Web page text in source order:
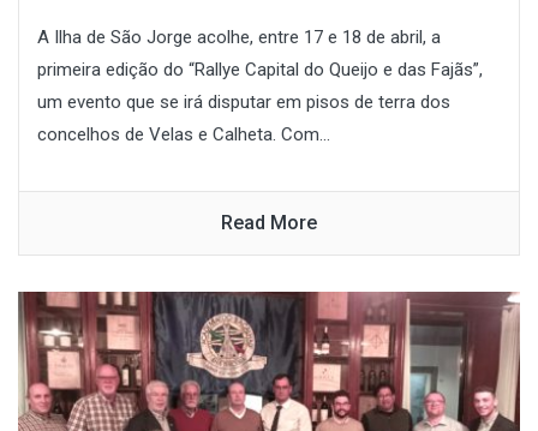
A Ilha de São Jorge acolhe, entre 17 e 18 de abril, a
primeira edição do “Rallye Capital do Queijo e das Fajãs”,
um evento que se irá disputar em pisos de terra dos
concelhos de Velas e Calheta. Com...
Read More